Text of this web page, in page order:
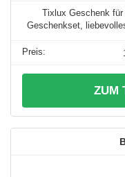
Tixlux Geschenk
Geschenkset,
ZUM